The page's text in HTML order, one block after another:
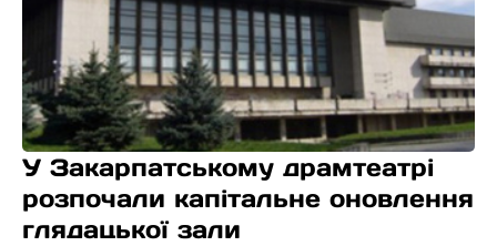
У Закарпатському драмтеатрі
розпочали капітальне оновлення
глядацької зали